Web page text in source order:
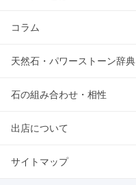
コラム
天然石・パワーストーン辞典
石の組み合わせ・相性
出店について
サイトマップ